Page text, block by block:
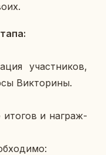
участ­ни­ков,
Вик­то­ри­ны.
итогов и на­граж­